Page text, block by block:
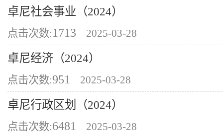
卓尼社会事业（2024）
点击次数:1713 2025-03-28
卓尼经济（2024）
点击次数:951 2025-03-28
卓尼行政区划（2024）
点击次数:6481 2025-03-28